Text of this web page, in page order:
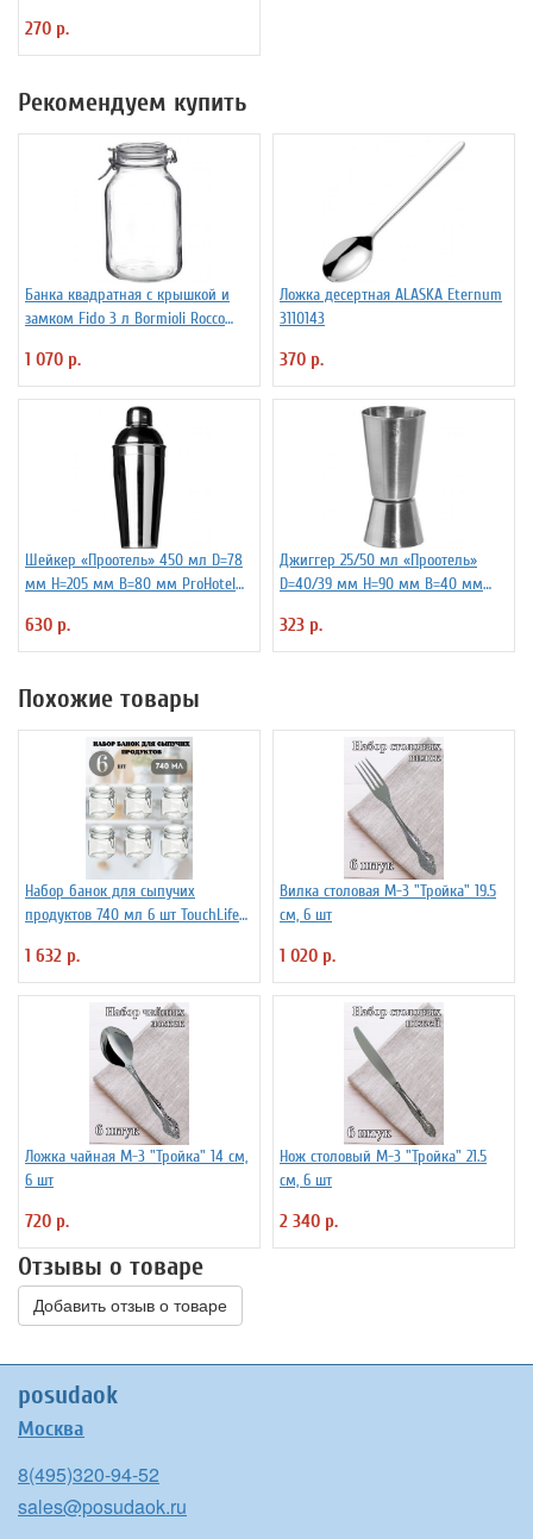
270 р.
Рекомендуем купить
Банка квадратная с крышкой и
замком Fido 3 л Bormioli Rocco
1 070 р.
Ложка десертная ALASKA Eternum
3110143
370 р.
Шейкер «Проотель» 450 мл D=78
мм H=205 мм B=80 мм ProHotel
630 р.
Джиггер 25/50 мл «Проотель»
D=40/39 мм H=90 мм B=40 мм
323 р.
Похожие товары
Набор банок для сыпучих
продуктов 740 мл 6 шт TouchLife
1 632 р.
Вилка столовая М-3 "Тройка" 19.5
см, 6 шт
1 020 р.
Ложка чайная М-3 "Тройка" 14 см,
6 шт
720 р.
Нож столовый М-3 "Тройка" 21.5
см, 6 шт
2 340 р.
Отзывы о товаре
Добавить отзыв о товаре
posudaok
Москва
8(495)320-94-52
sales@posudaok.ru